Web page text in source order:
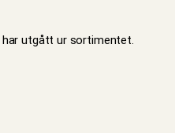
utgått ur sortimentet.